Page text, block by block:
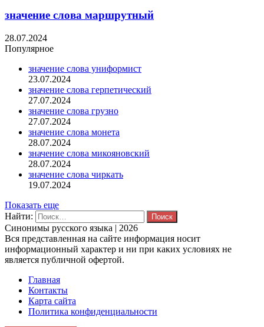
значение слова маршрутный
28.07.2024
Популярное
значение слова униформист
23.07.2024
значение слова герпетический
27.07.2024
значение слова грузно
27.07.2024
значение слова монета
28.07.2024
значение слова микояновский
28.07.2024
значение слова чиркать
19.07.2024
Показать еще
Найти:
Синонимы русского языка | 2026
Вся представленная на сайте информация носит
информационный характер и ни при каких условиях не
является публичной офертой.
Главная
Контакты
Карта сайта
Политика конфиденциальности